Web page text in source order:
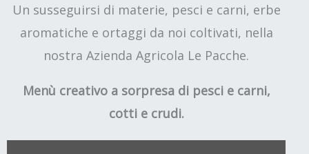
Un susseguirsi di materie, pesci e carni, erbe
aromatiche e ortaggi da noi coltivati, nella
nostra Azienda Agricola Le Pacche.
Menù creativo a sorpresa di pesci e carni,
cotti e crudi.